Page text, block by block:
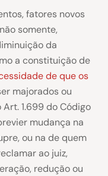
fatores novos
somente,
da
a constituição de
de que os
majorados ou
1.699 do Código
mudança na
ou na de quem
ao juiz,
redução ou